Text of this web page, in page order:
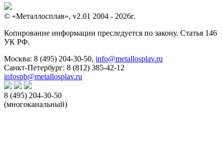
© «Металлосплав», v2.01 2004 - 2026г.
Копирование информации преследуется по закону. Статья 146
УК РФ.
Москва: 8 (495) 204-30-50, info@metallosplav.ru
Санкт-Петербург: 8 (812) 385-42-12
infospb@metallosplav.ru
8 (495) 204-30-50
(многоканальный)